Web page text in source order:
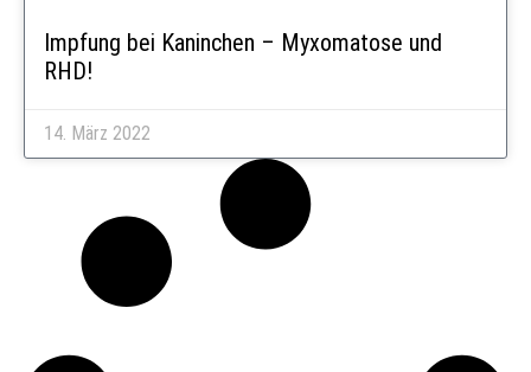
Impfung bei Kaninchen – Myxomatose und
RHD!
14. März 2022